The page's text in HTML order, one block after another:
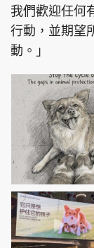
我們歡迎任何
行動，並期望
動。」